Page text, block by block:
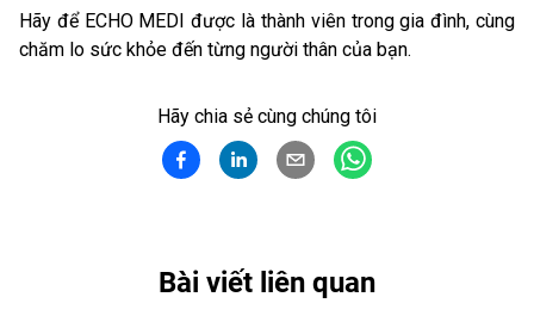
Hãy để ECHO MEDI được là thành viên trong gia đình, cùng
chăm lo sức khỏe đến từng người thân của bạn.
Hãy chia sẻ cùng chúng tôi
Bài viết liên quan